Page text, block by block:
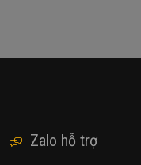
Zalo hỗ trợ